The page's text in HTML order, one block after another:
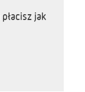
płacisz jak